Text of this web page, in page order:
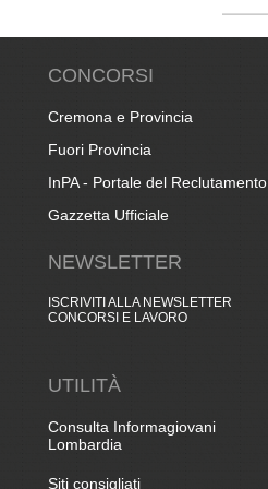
CONCORSI
Cremona e Provincia
Fuori Provincia
InPA - Portale del Reclutamento
Gazzetta Ufficiale
NEWSLETTER
ISCRIVITI ALLA NEWSLETTER
CONCORSI E LAVORO
UTILITÀ
Consulta Informagiovani
Lombardia
Siti consigliati